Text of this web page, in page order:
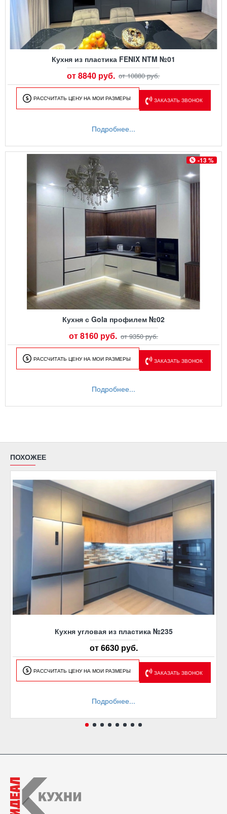
Кухня из пластика FENIX NTM №01
от 8840 руб. от 10880 руб.
РАССЧИТАТЬ ЦЕНУ НА МОИ РАЗМЕРЫ ЗАКАЗАТЬ ЗВОНОК
Подробнее...
-13 %
Кухня с Gola профилем №02
от 8160 руб. от 9350 руб.
РАССЧИТАТЬ ЦЕНУ НА МОИ РАЗМЕРЫ ЗАКАЗАТЬ ЗВОНОК
Подробнее...
ПОХОЖЕЕ
Кухня угловая из пластика №235
от 6630 руб.
РАССЧИТАТЬ ЦЕНУ НА МОИ РАЗМЕРЫ ЗАКАЗАТЬ ЗВОНОК
Подробнее...